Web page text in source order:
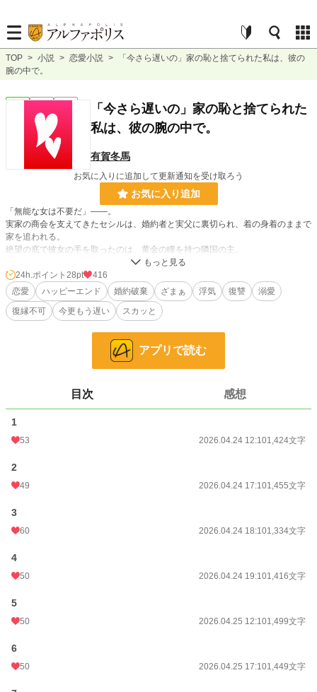
TOP > 小説 > 恋愛小説 >
「今さら遅いの」家の恥と捨てられた私は、彼の
腕の中で。
恋愛 完結 短編
「今さら遅いの」家の恥と捨てられた
私は、彼の腕の中で。
有賀冬馬
お気に入りに追加して更新通知を受け取ろう
お気に入り追加
「無能な女は不要だ」――。
実家の商会を支えてきたセシルは、婚約者と実父に裏切られ、着の身着のままで
家を追われる。
絶望の底で彼女の手を取ったのは、黄金の瞳を持つ隣国の主。
彼はセシルの商才を誰よりも認め、最高の贅沢で彼女を甘やかし、復讐の牙を研
がせる。
一方、セシルを失い破滅へ向かう元婚約者たちは、泣きながら縋りつくが……。
「あなたの叫び声、耳障りですわ」
22,109 位 / 228,794 件
9,620 位 / 66,375 件
初回公開日時
週間ポイント
月間ポイント
年間ポイント
累計ポイント
24h.ポイント 28pt
416
恋愛
ハッピーエンド 婚約破棄 ざまぁ 浮気 復讐
溺愛
復縁不可
今更もう遅い スカッと
アプリで読む
目次 感想
1
53 2026.04.24 12:101,424文字
2
49 2026.04.24 17:101,455文字
3
60 2026.04.24 18:101,334文字
4
50 2026.04.24 19:101,416文字
5
50 2026.04.25 12:101,499文字
6
50 2026.04.25 17:101,449文字